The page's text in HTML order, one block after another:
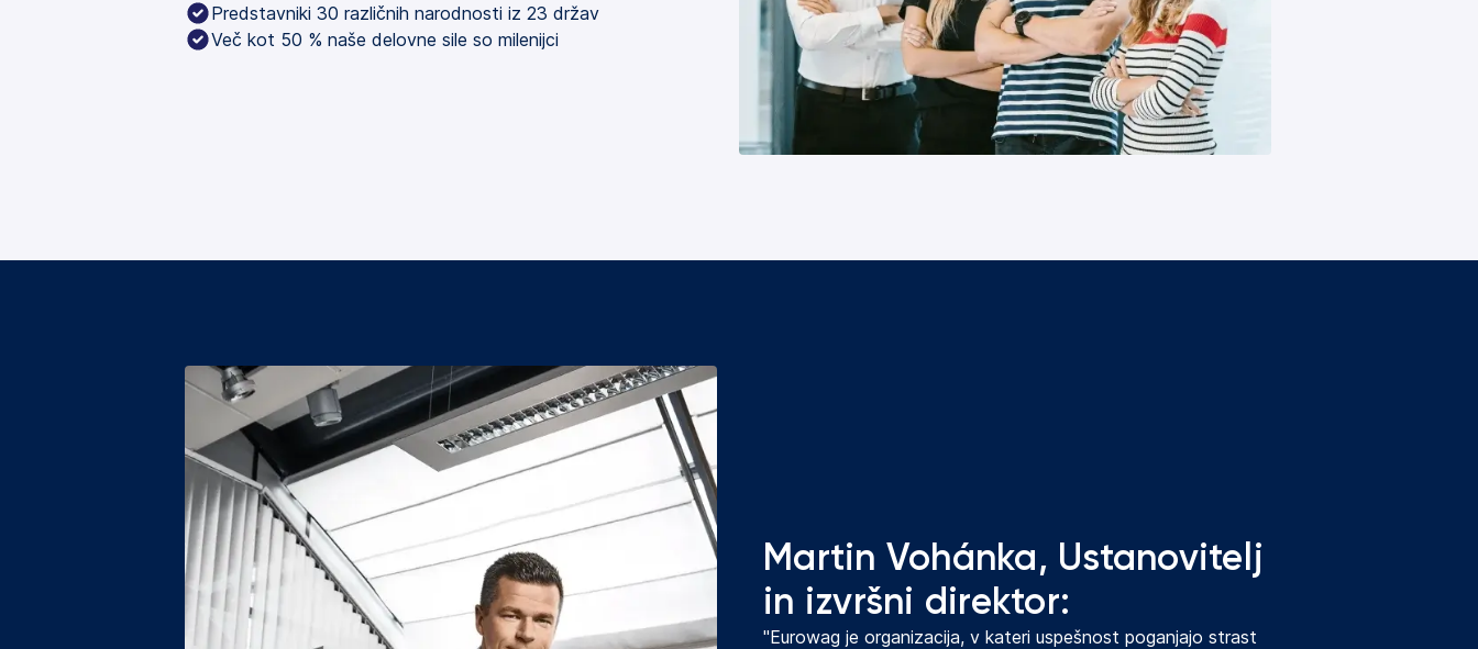
Predstavniki 30 različnih narodnosti iz 23 držav
Več kot 50 % naše delovne sile so milenijci
Martin Vohánka, Ustanovitelj
in izvršni direktor:
"Eurowag je organizacija, v kateri uspešnost poganjajo strast